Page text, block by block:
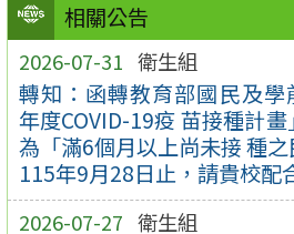
相關公告
2026-07-31 衛生組
轉知：函轉教育部國民及
年度COVID-19疫 苗接種計
為「滿6個月以上尚未接 種
115年9月28日止，請貴校配
2026-07-27 衛生組